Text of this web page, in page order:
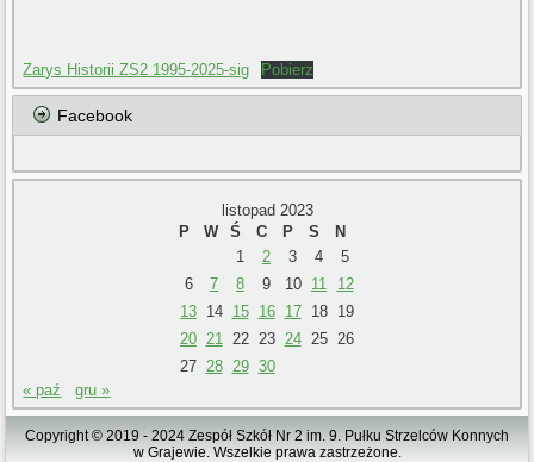
Zarys Historii ZS2 1995-2025-sig Pobierz
Facebook
listopad 2023
P
W Ś C P S
N
1
2 3 4
5
6
7 8 9 10 11
12
13 14 15 16 17 18
19
20 21 22 23 24 25 26
27 28 29 30
« paź
gru »
Copyright © 2019 - 2024 Zespół Szkół Nr 2 im. 9. Pułku Strzelców Konnych
w Grajewie. Wszelkie prawa zastrzeżone.